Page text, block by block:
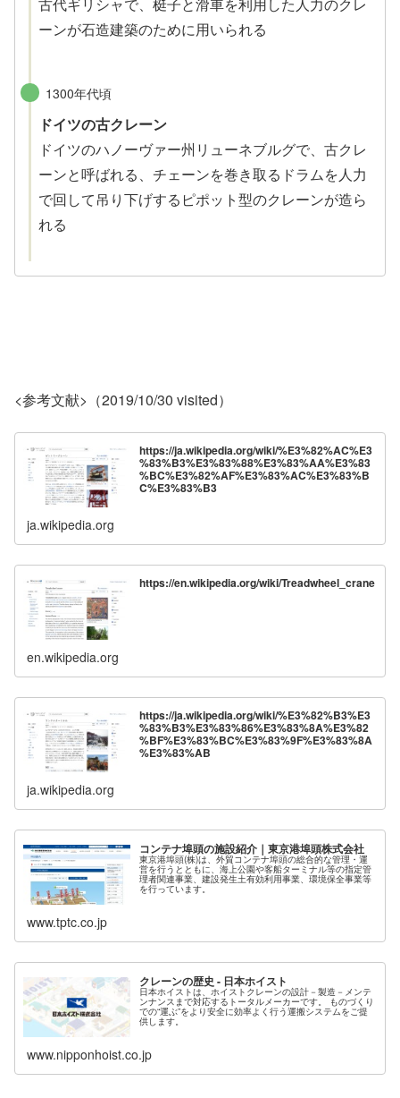
ーンが石造建築のために用いられる
1300年代頃
ドイツの古クレーン
ドイツのハノーヴァー州リューネブルグで、古クレ
ーンと呼ばれる、チェーンを巻き取るドラムを人力
で回して吊り下げするピポット型のクレーンが造ら
れる
<参考文献>（2019/10/30 visited）
https://ja.wikipedia.org/wiki/%E3%82%AC%E3
%83%B3%E3%83%88%E3%83%AA%E3%83
%BC%E3%82%AF%E3%83%AC%E3%83%B
C%E3%83%B3
ja.wikipedia.org
https://en.wikipedia.org/wiki/Treadwheel_crane
en.wikipedia.org
https://ja.wikipedia.org/wiki/%E3%82%B3%E3
%83%B3%E3%83%86%E3%83%8A%E3%82
%BF%E3%83%BC%E3%83%9F%E3%83%8A
%E3%83%AB
ja.wikipedia.org
コンテナ埠頭の施設紹介｜東京港埠頭株式会社
東京港埠頭(株)は、外貿コンテナ埠頭の総合的な管理・運
営を行うとともに、海上公園や客船ターミナル等の指定管
理者関連事業、建設発生土有効利用事業、環境保全事業等
を行っています。
www.tptc.co.jp
クレーンの歴史 - 日本ホイスト
日本ホイストは、ホイストクレーンの設計－製造－メンテ
ンナンスまで対応するトータルメーカーです。 ものづくり
での“運ぶ”をより安全に効率よく行う運搬システムをご提
供します。
www.nipponhoist.co.jp